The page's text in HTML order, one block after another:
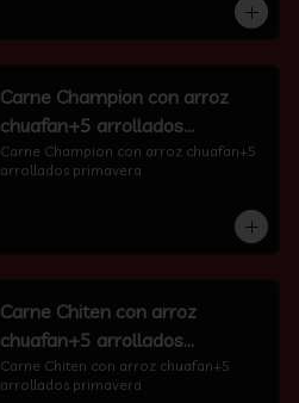
Carne Champion con arroz
chuafan+5 arrollados
primavera
Carne Champion con arroz chuafan+5
arrollados primavera
Carne Chiten con arroz
chuafan+5 arrollados
primavera
Carne Chiten con arroz chuafan+5
arrollados primavera